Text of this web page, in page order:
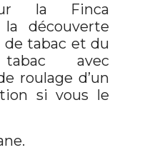
la Finca
la découverte
tabac et du
avec
roulage d’un
si vous le